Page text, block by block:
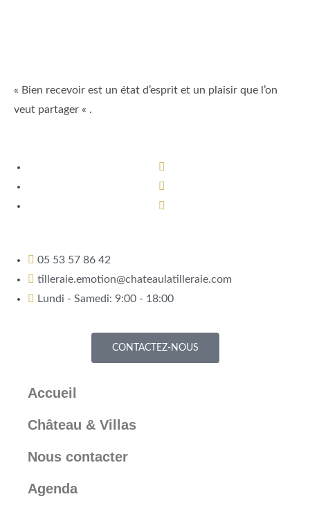
« Bien recevoir est un état d’esprit et un plaisir que l’on
veut partager « .
05 53 57 86 42
tilleraie.emotion@chateaulatilleraie.com
Lundi - Samedi: 9:00 - 18:00
CONTACTEZ-NOUS
Accueil
Château & Villas
Nous contacter
Agenda